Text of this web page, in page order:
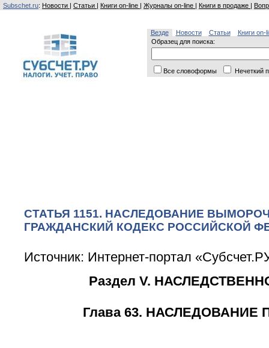
Subschet.ru: Новости | Статьи | Книги on-line | Журналы on-line | Книги в продаже |
Везде Новости Статьи
Книги on-
Образец для поиска:
Все словоформы Нечеткий
СТАТЬЯ 1151. НАСЛЕДОВАНИЕ
ГРАЖДАНСКИЙ КОДЕКС РОССИЙСКОЙ
Источник: Интернет-портал
Раздел V.
Глава 63. НАСЛЕДОВАНИЕ